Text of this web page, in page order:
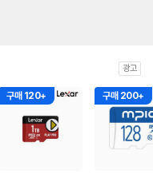
광고
구매 120+ 구매 200+